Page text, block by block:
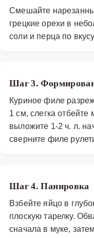
Смешайте
грецкие орехи в
соли и перца по
Шаг 3.
Куриное филе
1 см, слегка
выложите 1-2 ч. л.
сверните филе
Шаг 4. Панировка
Взбейте яйцо в
плоскую тарелку.
сначала в муке,